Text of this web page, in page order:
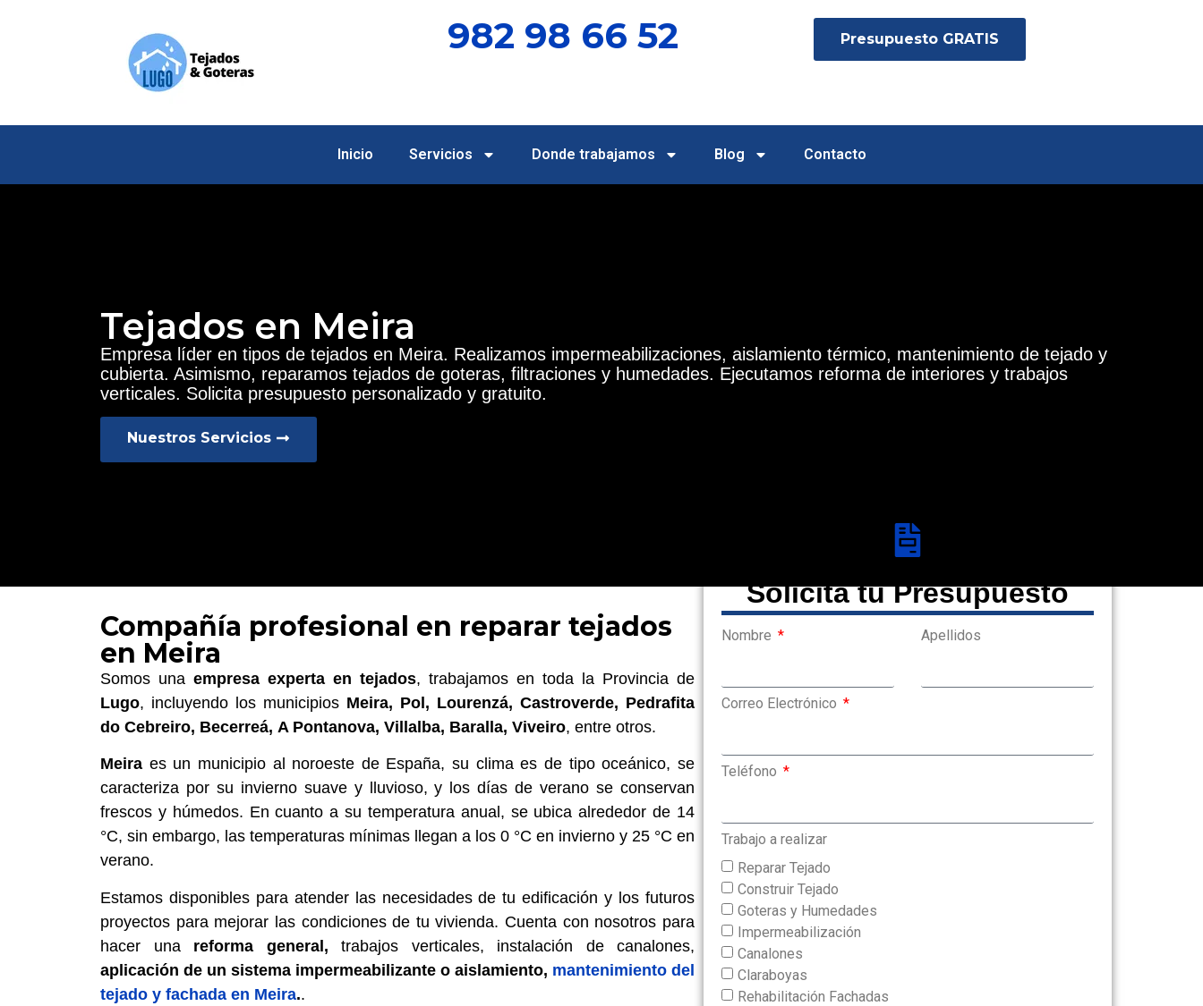
982 98 66 52 Presupuesto GRATIS
Inicio Servicios Donde trabajamos Blog Contacto
Tejados en Meira
Empresa líder en tipos de tejados en Meira. Realizamos impermeabilizaciones, aislamiento térmico, mantenimiento de tejado y
cubierta. Asimismo, reparamos tejados de goteras, filtraciones y humedades. Ejecutamos reforma de interiores y trabajos
verticales. Solicita presupuesto personalizado y gratuito.
Nuestros Servicios
Compañía profesional en reparar tejados
en Meira
Somos una empresa experta en tejados, trabajamos en toda la Provincia de
Lugo, incluyendo los municipios Meira, Pol, Lourenzá, Castroverde, Pedrafita
do Cebreiro, Becerreá, A Pontanova, Villalba, Baralla, Viveiro, entre otros.
Meira es un municipio al noroeste de España, su clima es de tipo oceánico, se
caracteriza por su invierno suave y lluvioso, y los días de verano se conservan
frescos y húmedos. En cuanto a su temperatura anual, se ubica alrededor de 14
°C, sin embargo, las temperaturas mínimas llegan a los 0 °C en invierno y 25 °C en
verano.
Estamos disponibles para atender las necesidades de tu edificación y los futuros
proyectos para mejorar las condiciones de tu vivienda. Cuenta con nosotros para
hacer una reforma general, trabajos verticales, instalación de canalones,
aplicación de un sistema impermeabilizante o aislamiento, mantenimiento del
tejado y fachada en Meira..
Solicita tu Presupuesto
Nombre Apellidos
Correo Electrónico
Teléfono
Trabajo a realizar
Reparar Tejado
Construir Tejado
Goteras y Humedades
Impermeabilización
Canalones
Claraboyas
Rehabilitación Fachadas